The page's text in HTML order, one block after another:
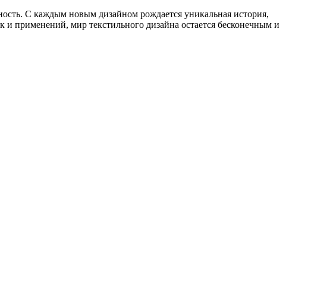
С каждым новым дизайном рождается уникальная история,
и применений, мир текстильного дизайна остается бесконечным и